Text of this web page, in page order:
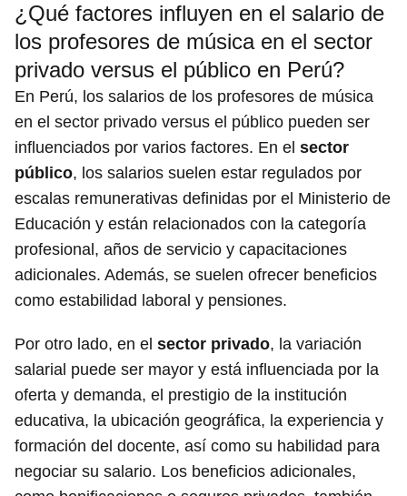
¿Qué factores influyen en el salario de
los profesores de música en el sector
privado versus el público en Perú?
En Perú, los salarios de los profesores de música
en el sector privado versus el público pueden ser
influenciados por varios factores. En el sector
público, los salarios suelen estar regulados por
escalas remunerativas definidas por el Ministerio de
Educación y están relacionados con la categoría
profesional, años de servicio y capacitaciones
adicionales. Además, se suelen ofrecer beneficios
como estabilidad laboral y pensiones.
Por otro lado, en el sector privado, la variación
salarial puede ser mayor y está influenciada por la
oferta y demanda, el prestigio de la institución
educativa, la ubicación geográfica, la experiencia y
formación del docente, así como su habilidad para
negociar su salario. Los beneficios adicionales,